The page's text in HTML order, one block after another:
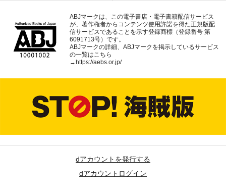
ABJマークは、この電子書店・電子書籍配信サービス
が、著作権者からコンテンツ使用許諾を得た正規版配
信サービスであることを示す登録商標（登録番号 第
6091713号）です。
ABJマークの詳細、ABJマークを掲示しているサービス
の一覧はこちら
→ https://aebs.or.jp/
dアカウントを発行する
dアカウントログイン